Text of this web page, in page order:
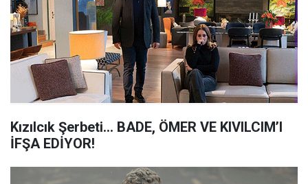
Kızılcık Şerbeti... BADE, ÖMER VE KIVILCIM’I
İFŞA EDİYOR!